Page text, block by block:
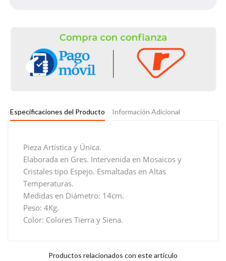
Especificaciones del Producto Información Adicional
Pieza Artística y Única.
Elaborada en Gres. Intervenida en Mosaicos y
Cristales tipo Espejo. Esmaltadas en Altas
Temperaturas.
Medidas en Diámetro: 14cm.
Peso: 4Kg.
Color: Colores Tierra y Siena.
Productos relacionados con este artículo